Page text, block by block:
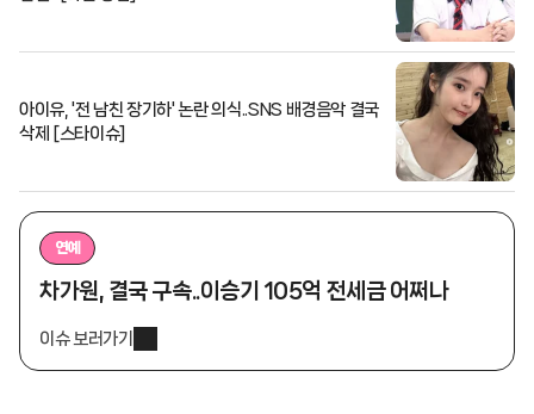
아이유, '전 남친 장기하' 논란 의식..SNS 배경음악 결국
삭제 [스타이슈]
연예
차가원, 결국 구속..이승기 105억 전세금 어쩌나
이슈 보러가기